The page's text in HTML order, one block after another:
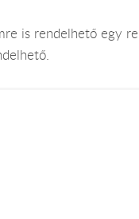
is rendelhető egy